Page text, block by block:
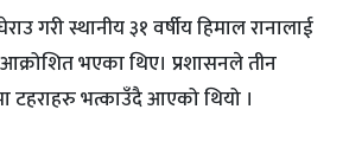
गरी स्थानीय ३१ वर्षीय हिमाल रानालाई
भएका थिए। प्रशासनले तीन
टहराहरु भत्काउँदै आएको थियो ।